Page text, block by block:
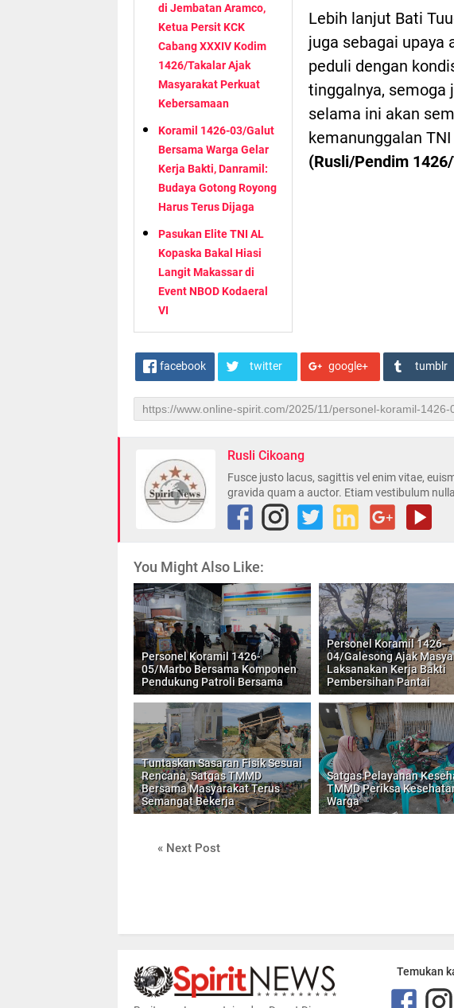
di Jembatan Aramco,
Ketua Persit KCK
Cabang XXXIV Kodim
1426/Takalar Ajak
Masyarakat Perkuat
Kebersamaan
Koramil 1426-03/Galut
Bersama Warga Gelar
Kerja Bakti, Danramil:
Budaya Gotong Royong
Harus Terus Dijaga
Pasukan Elite TNI AL
Kopaska Bakal Hiasi
Langit Makassar di
Event NBOD Kodaeral
VI
Lebih lanjut Bati
juga sebagai upaya
peduli dengan
tinggalnya, semoga
selama ini akan
kemanunggalan
(Rusli/Pendim
facebook twitter google+ tumblr
Rusli Cikoang
Fusce justo lacus, sagittis vel enim vitae,
gravida quam a auctor. Etiam vestibulum
You Might Also Like:
Personel Koramil 1426-
05/Marbo Bersama Komponen
Pendukung Patroli Bersama
Personel Koramil 1426-
04/Galesong Ajak
Laksanakan Kerja Bakti
Pembersihan Pantai
Tuntaskan Sasaran Fisik Sesuai
Rencana, Satgas TMMD
Bersama Masyarakat Terus
Semangat Bekerja
Satgas Pelayanan
TMMD Periksa
Warga
« Next Post
Temukan